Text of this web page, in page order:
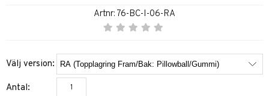
Artnr: 76-BC-I-06-RA
Välj version:
Antal: